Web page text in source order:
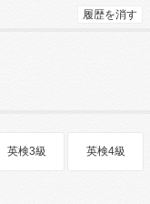
履歴を消す
英検3級 英検4級